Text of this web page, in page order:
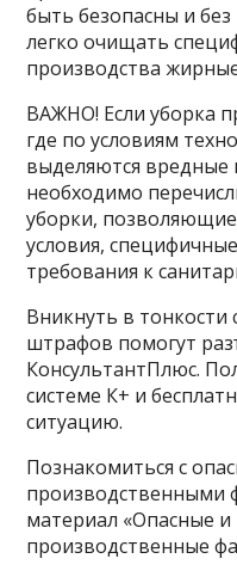
быть безопасны и без
легко очищать
производства
ВАЖНО! Если уборка
где по условиям
выделяются
необходимо
уборки, позволяющие
условия,
требования к
Вникнуть в тонкости
штрафов помогут
КонсультантПлюс.
системе К+ и
ситуацию.
Познакомиться с
производственными
материал «Опасные
производственные